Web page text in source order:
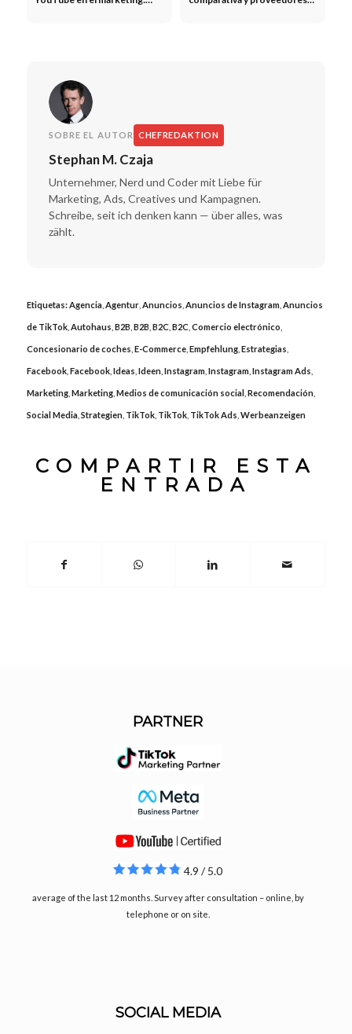
SOBRE EL AUTOR CHEFREDAKTION
Stephan M. Czaja
Unternehmer, Nerd und Coder mit Liebe für
Marketing, Ads, Creatives und Kampagnen.
Schreibe, seit ich denken kann — über alles, was
zählt.
Etiquetas:Agencia, Agentur, Anuncios Anuncios de Instagram, Anuncios
de TikTok, Autohaus B2B B2B B2C, B2C, Comercio electrónico
Concesionario de coches E-Commerce, Empfehlung, Estrategias
Facebook, Facebook, Ideas Ideen, Instagram, Instagram, Instagram Ads
Marketing, Marketing, Medios de comunicación social Recomendación,
Social Media, Strategien, TikTok, TikTok, TikTok Ads Werbeanzeigen
COMPARTIR ESTA
ENTRADA
PARTNER
4.9 / 5.0
average of the last 12 months. Survey after consultation – online, by
telephone or on site.
SOCIAL MEDIA